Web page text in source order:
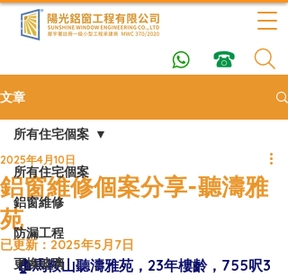
文章
所有住宅個案
鋁窗維修
防漏工程
更換玻璃
所有住宅個案
鋁窗維修個案分享-聽濤雅
苑
2025年4月10日
已更新： 2025年5月7日
🏠馬鞍山聽濤雅苑，23年樓齡，755呎3